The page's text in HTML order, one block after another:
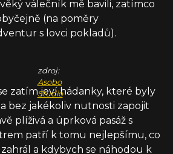
válečník mě bavili, zatímco
(na poměry
s lovci pokladů).
zdroj:
Asobo
Studio
zatím jeví hádanky, které byly
bez jakékoliv nutnosti zapojit
plíživá a úprková pasáž s
patří k tomu nejlepšímu, co
a kdybych se náhodou k